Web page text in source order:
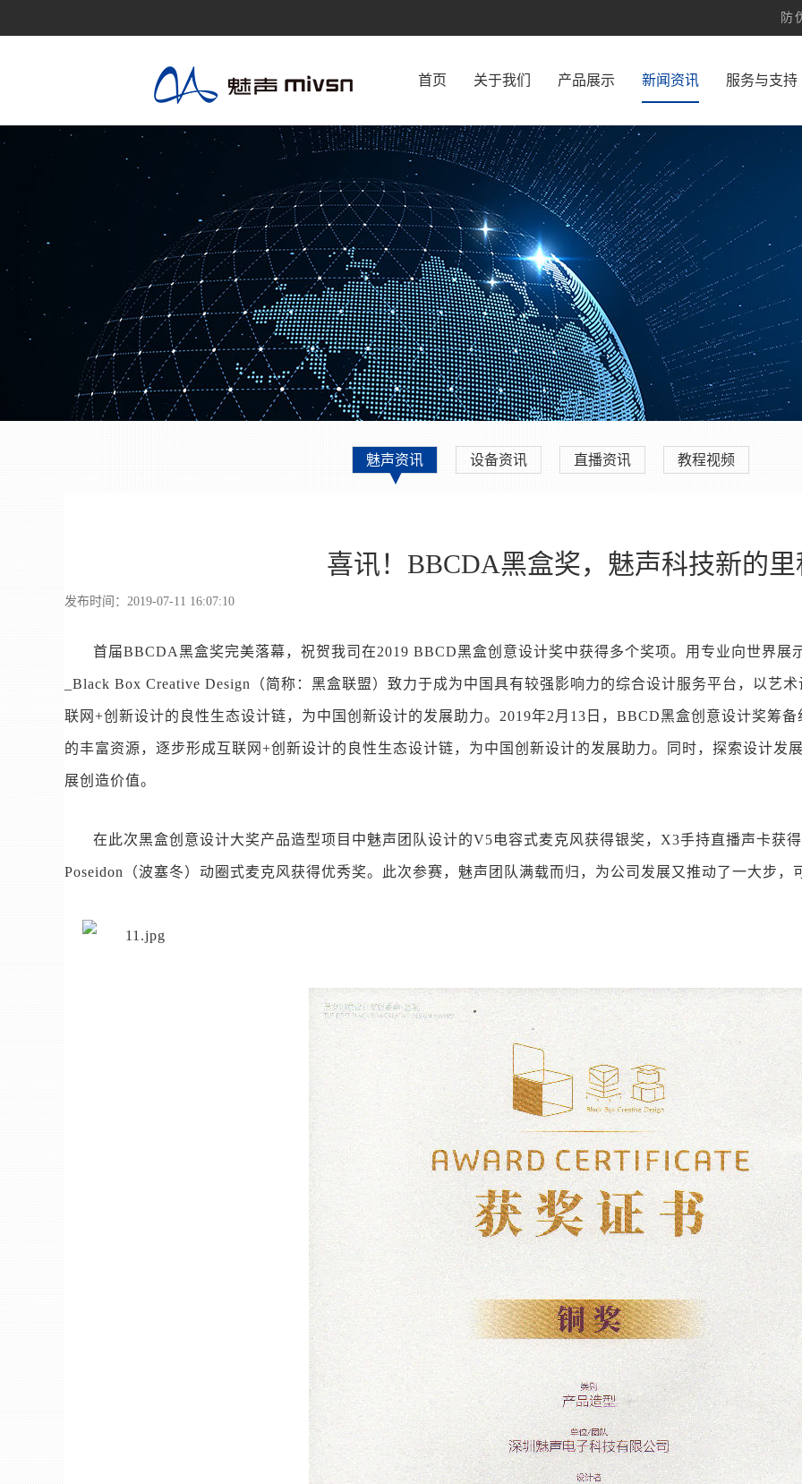
防
首页 关于我们 产品展示 新闻资讯 服务与支持
魅声资讯 设备资讯 直播资讯 教程视频
喜讯！BBCDA黑盒奖，魅声科技新的
发布时间：2019-07-11 16:07:10
首届BBCDA黑盒奖完美落幕，祝贺我司在2019 BBCD黑盒创意设计奖中获得多个奖项。用专业向世界
_Black Box Creative Design（简称：黑盒联盟）致力于成为中国具有较强影响力的综合设计服务平台，以艺
联网+创新设计的良性生态设计链，为中国创新设计的发展助力。2019年2月13日，BBCD黑盒创意设计奖筹
的丰富资源，逐步形成互联网+创新设计的良性生态设计链，为中国创新设计的发展助力。同时，探索设计发
展创造价值。
在此次黑盒创意设计大奖产品造型项目中魅声团队设计的V5电容式麦克风获得银奖，X3手持直播声卡获
Poseidon（波塞冬）动圈式麦克风获得优秀奖。此次参赛，魅声团队满载而归，为公司发展又推动了一大步，